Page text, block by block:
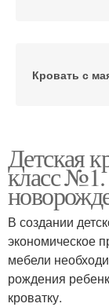
Кровать с
Кроватка с
Детская
класс №1.
В создании
экономическое
мебели
рождения
кроватку.